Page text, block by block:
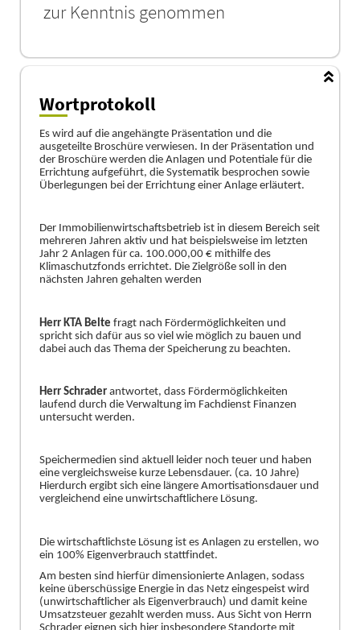
zur Kenntnis genommen
Wortprotokoll
Es wird auf die angehängte Präsentation und die
ausgeteilte Broschüre verwiesen. In der Präsentation und
der Broschüre werden die Anlagen und Potentiale für die
Errichtung aufgeführt, die Systematik besprochen sowie
Überlegungen bei der Errichtung einer Anlage erläutert.
Der Immobilienwirtschaftsbetrieb ist in diesem Bereich seit
mehreren Jahren aktiv und hat beispielsweise im letzten
Jahr 2 Anlagen für ca. 100.000,00 €mithilfe des
Klimaschutzfonds errichtet. Die Zielgröße soll in den
nächsten Jahren gehalten werden
Herr KTA Belte fragt nach Fördermöglichkeiten und
spricht sich dafür aus so viel wie möglich zu bauen und
dabei auch das Thema der Speicherungzu beachten.
Herr Schraderantwortet, dass Fördermöglichkeiten
laufend durch die Verwaltung im Fachdienst Finanzen
untersucht werden.
Speichermedien sind aktuell leider noch teuer und haben
eine vergleichsweise kurze Lebensdauer. (ca. 10 Jahre)
Hierdurch ergibt sich eine längere Amortisationsdauer und
vergleichend eine unwirtschaftlichere Lösung.
Die wirtschaftlichste Lösung ist es Anlagen zu erstellen, wo
ein 100% Eigenverbrauch stattfindet.
Am besten sind hierfür dimensionierte Anlagen, sodass
keine überschüssige Energie in das Netz eingespeist wird
(unwirtschaftlicher als Eigenverbrauch) und damit keine
Umsatzsteuer gezahlt werden muss. Aus Sicht von Herrn